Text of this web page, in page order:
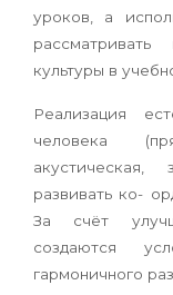
уроков, а
культуры в
Реализация
человека
акустическая,
развивать ко-
За счёт
создаются
гармоничного